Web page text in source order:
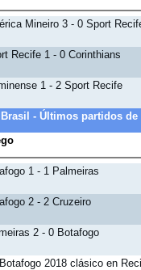
Mineiro 3 - 0 Sport
Recife 1 - 0 Corinthians
1 - 2 Sport Recife
- Últimos partidos de
1 - 1 Palmeiras
2 - 2 Cruzeiro
2 - 0 Botafogo
2018 clásico en